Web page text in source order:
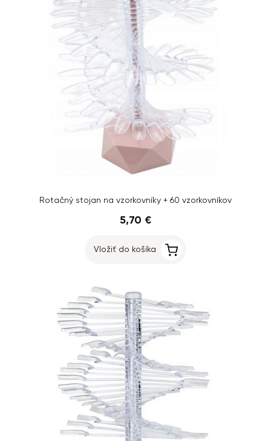
Rotačný stojan na vzorkovníky + 60 vzorkovníkov
5,70 €
Vložiť do košíka